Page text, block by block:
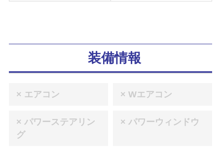
装備情報
× エアコン × Wエアコン
× パワーステアリン
グ
× パワーウィンドウ